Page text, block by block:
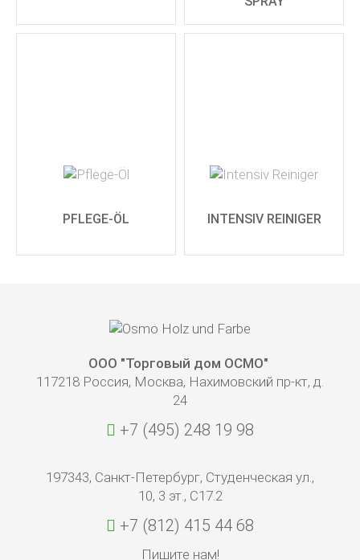
PFLEGE-ÖL INTENSIV REINIGER
ООО "Торговый дом ОСМО"
117218 Россия, Москва, Нахимовский пр-кт, д.
24
+7 (495) 248 19 98
197343, Санкт-Петербург, Студенческая ул.,
10, 3 эт., С17.2
+7 (812) 415 44 68
Пишите нам!